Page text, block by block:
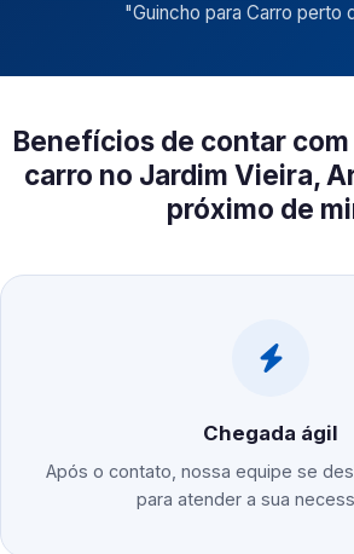
"Guincho para Carro perto
Benefícios de contar
carro no Jardim Vieira,
próximo de
Chegada ágil
Após o contato, nossa equipe se
para atender a sua